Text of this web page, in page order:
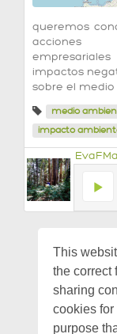
This
the correct
sharing
cookies
purpose
queremos
acciones
impactos
sobre el
medio
impacto